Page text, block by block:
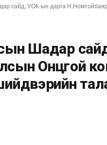
Шадар
Онцгой